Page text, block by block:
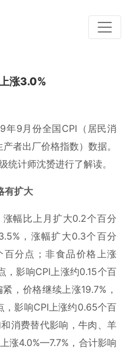
涨3.0%
年9月份全国CPI（居民消
者出厂价格指数）数据。
统计师沈赟进行了解读。
有扩大
幅比上月扩大0.2个百分
，涨幅扩大0.3个百分
百分点；非食品价格上涨
，影响CPI上涨约0.15个百
，价格继续上涨19.7%，
，影响CPI上涨约0.65个百
消费替代影响，牛肉、羊
涨4.0%—7.7%，合计影响